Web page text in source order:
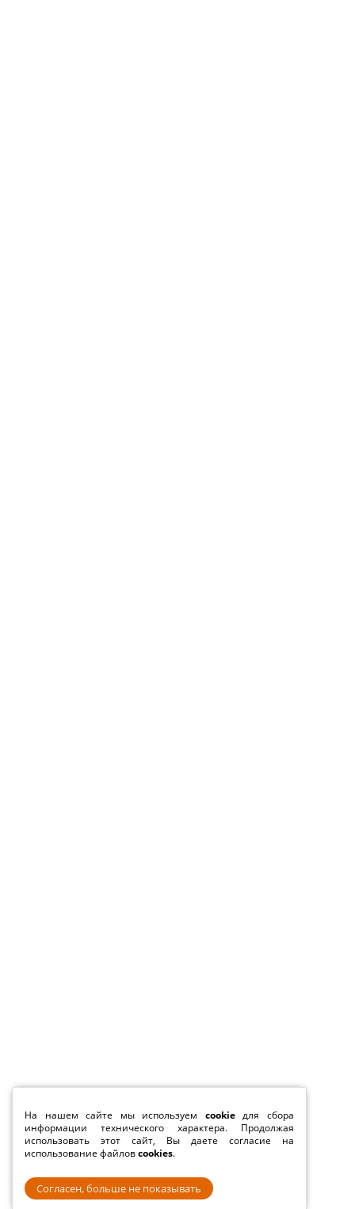
На нашем сайте мы используем cookieдля сбора
информации технического характера. Продолжая
использовать этот сайт, Вы даете согласие на
использование файловcookies.
Согласен, больше не показывать